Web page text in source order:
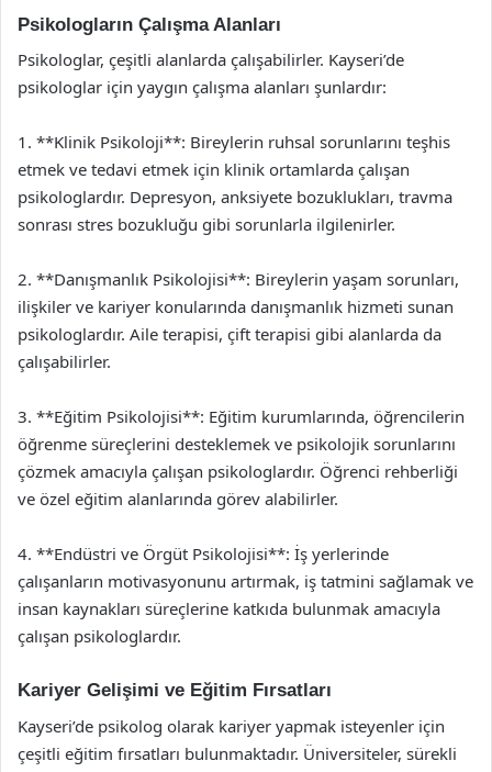
Psikologların Çalışma Alanları
Psikologlar, çeşitli alanlarda çalışabilirler. Kayseri’de
psikologlar için yaygın çalışma alanları şunlardır:
1. **Klinik Psikoloji**: Bireylerin ruhsal sorunlarını teşhis
etmek ve tedavi etmek için klinik ortamlarda çalışan
psikologlardır. Depresyon, anksiyete bozuklukları, travma
sonrası stres bozukluğu gibi sorunlarla ilgilenirler.
2. **Danışmanlık Psikolojisi**: Bireylerin yaşam sorunları,
ilişkiler ve kariyer konularında danışmanlık hizmeti sunan
psikologlardır. Aile terapisi, çift terapisi gibi alanlarda da
çalışabilirler.
3. **Eğitim Psikolojisi**: Eğitim kurumlarında, öğrencilerin
öğrenme süreçlerini desteklemek ve psikolojik sorunlarını
çözmek amacıyla çalışan psikologlardır. Öğrenci rehberliği
ve özel eğitim alanlarında görev alabilirler.
4. **Endüstri ve Örgüt Psikolojisi**: İş yerlerinde
çalışanların motivasyonunu artırmak, iş tatmini sağlamak ve
insan kaynakları süreçlerine katkıda bulunmak amacıyla
çalışan psikologlardır.
Kariyer Gelişimi ve Eğitim Fırsatları
Kayseri’de psikolog olarak kariyer yapmak isteyenler için
çeşitli eğitim fırsatları bulunmaktadır. Üniversiteler, sürekli